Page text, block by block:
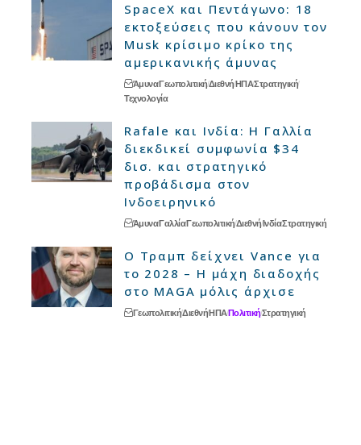
SpaceX και Πεντάγωνο: 18
εκτοξεύσεις που κάνουν τον
Musk κρίσιμο κρίκο της
αμερικανικής άμυνας
ΆμυναΓεωπολιτικήΔιεθνήΗΠΑΣτρατηγική
Τεχνολογία
Rafale και Ινδία: Η Γαλλία
διεκδικεί συμφωνία $34
δισ. και στρατηγικό
προβάδισμα στον
Ινδοειρηνικό
ΆμυναΓαλλίαΓεωπολιτικήΔιεθνήΙνδίαΣτρατηγική
Ο Τραμπ δείχνει Vance για
το 2028 – Η μάχη διαδοχής
στο MAGA μόλις άρχισε
ΓεωπολιτικήΔιεθνήΗΠΑΠολιτικήΣτρατηγική